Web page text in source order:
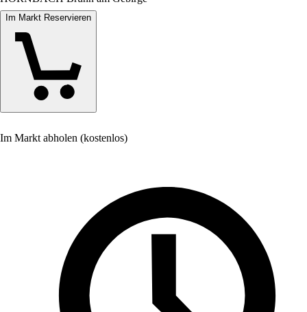
Im Markt Reservieren
Im Markt abholen (kostenlos)